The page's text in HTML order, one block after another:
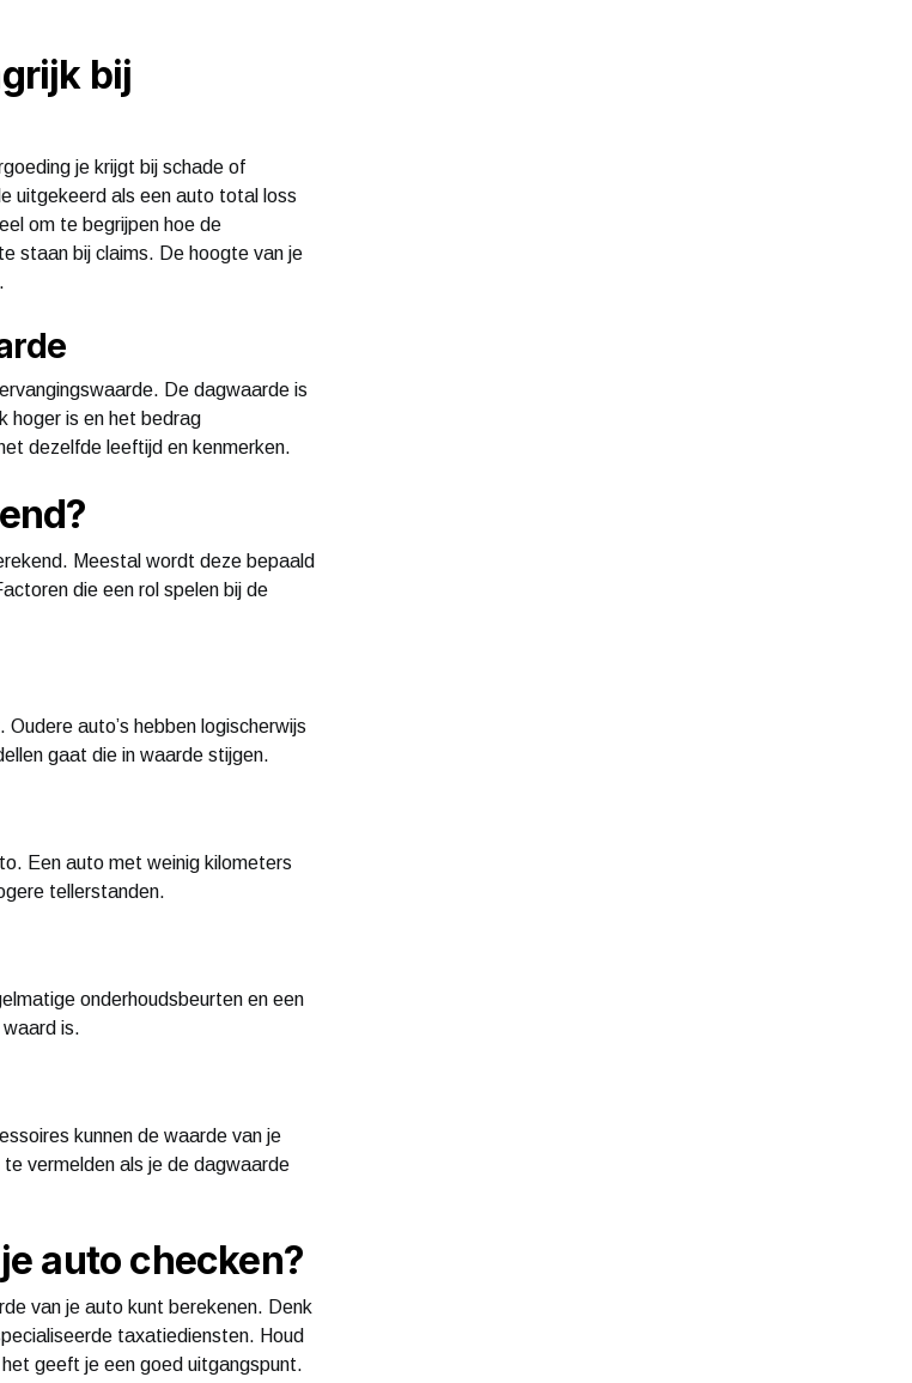
bij
je krijgt bij schade of
uitgekeerd als een auto total loss
om te begrijpen hoe de
staan bij claims. De hoogte van je
De dagwaarde is
hoger is en het bedrag
dezelfde leeftijd en kenmerken.
Meestal wordt deze bepaald
die een rol spelen bij de
auto’s hebben logischerwijs
gaat die in waarde stijgen.
Een auto met weinig kilometers
tellerstanden.
onderhoudsbeurten en een
is.
kunnen de waarde van je
vermelden als je de dagwaarde
auto checken?
van je auto kunt berekenen. Denk
taxatiediensten. Houd
geeft je een goed uitgangspunt.